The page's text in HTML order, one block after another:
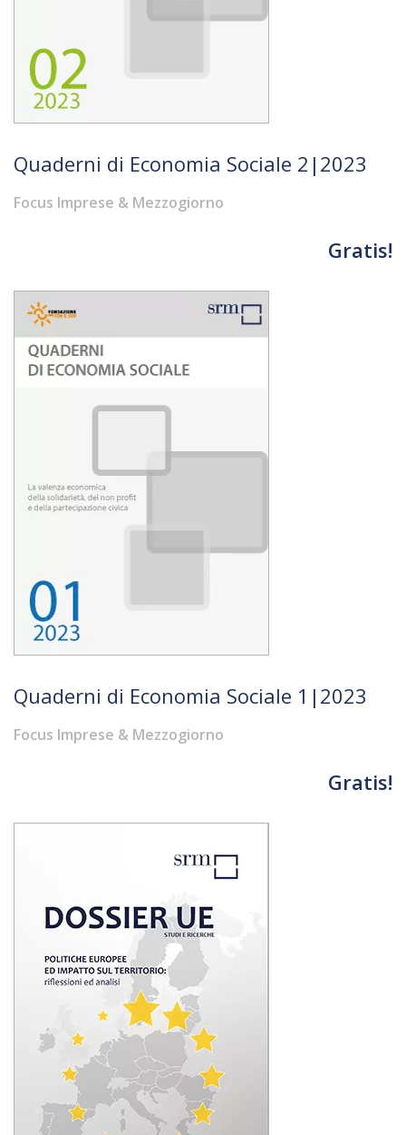
Quaderni di Economia Sociale 2|2023
Focus Imprese & Mezzogiorno
Gratis!
Quaderni di Economia Sociale 1|2023
Focus Imprese & Mezzogiorno
Gratis!